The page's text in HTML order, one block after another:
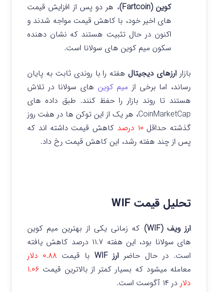
کوین (Fartcoin)
، هر دو پس از افزایش قیمت
های اخیر خود، با کاهش قیمت مواجه شدند و
اکنون در حال تثبیت هستند که نشان دهنده
سکون میم کوین های سولانا است.
بازار ارزهای دیجیتالهفته را با روندی ثابت به پایان
رساند، اما برخی از میم کوین های سولانا در تلاش
هستند تا روند بازار را حفظ کنند. طبق داده های
CoinMarketCap، هر یک از این توکن ها در هفت روز
گذشته حداقل ۱۰ درصد
کاهش قیمت داشته اند که
پس از چند هفته رشد، این کاهش قیمت رخ داد.
تحلیل قیمت WIF
ارز ویف (WIF)
که زمانی یکی از بهترین میم کوین
های سولانا بود، این هفته ۱۱.۷ درصد کاهش یافته
است. در حال حاضر ارز WIF با قیمت ۰.۸۸ دلار
معامله میشود که بسیار کمتر از بالاترین قیمت ۱.۰۶
دلار در ۱۴ آگوست است.